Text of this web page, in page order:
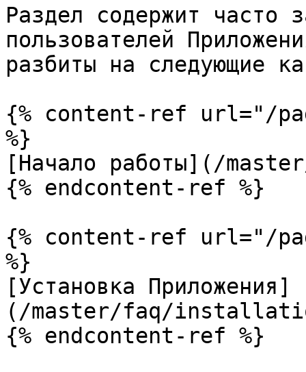
Раздел содержит часто
пользователей
разбиты на следующие
{% content-ref url="/
%}
[Начало работы](/
{% endcontent-ref %}
{% content-ref url="/
%}
[Установка Приложения]
(/master/faq/
{% endcontent-ref %}